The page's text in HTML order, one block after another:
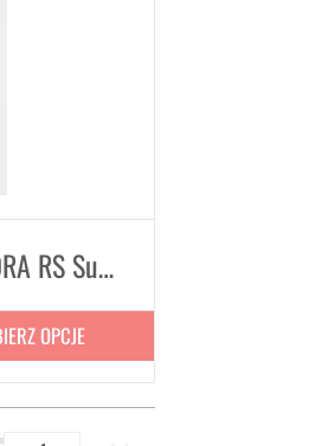
Skarpety rowerowe ASSOS DYORA RS Summer Socks skarpetki na lato Unisex White
OPCJE